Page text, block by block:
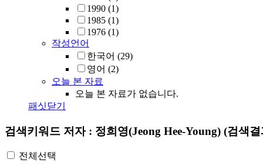
1990 (1)
1985 (1)
1976 (1)
작성언어
한국어 (29)
영어 (2)
오늘 본 자료
오늘 본 자료가 없습니다.
패싯닫기
검색키워드 저자 : 정희영(Jeong Hee-Young) (검색
전체선택